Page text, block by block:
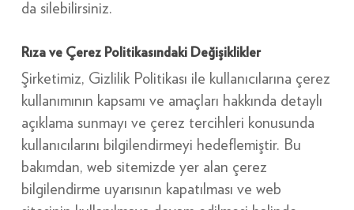
da silebilirsiniz.
Rıza ve Çerez Politikasındaki Değişiklikler
Şirketimiz, Gizlilik Politikası ile kullanıcılarına çerez
kullanımının kapsamı ve amaçları hakkında detaylı
açıklama sunmayı ve çerez tercihleri konusunda
kullanıcılarını bilgilendirmeyi hedeflemiştir. Bu
bakımdan, web sitemizde yer alan çerez
bilgilendirme uyarısının kapatılması ve web